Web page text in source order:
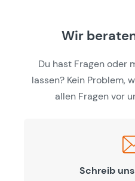
Wir
Du hast Fragen oder
lassen? Kein Problem,
allen Fragen vor
Schreib